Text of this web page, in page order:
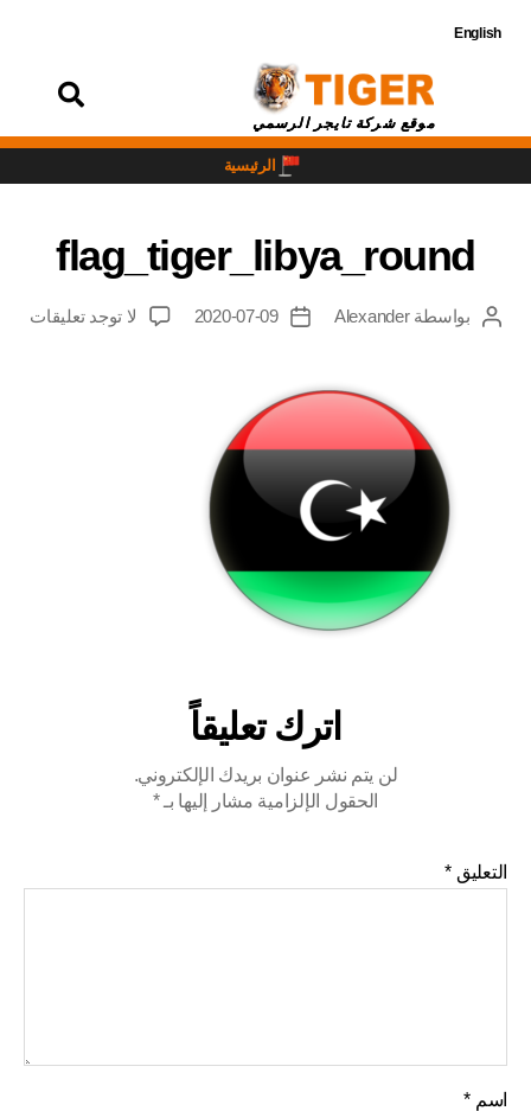
English
موقع شركة تايجر الرسمي
الرئيسية
flag_tiger_libya_round
بواسطةAlexander
2020-07-09 لا توجد تعليقات
اترك تعليقاً
لن يتم نشر عنوان بريدك الإلكتروني.
الحقول الإلزامية مشار إليها بـ*
التعليق *
اسم *